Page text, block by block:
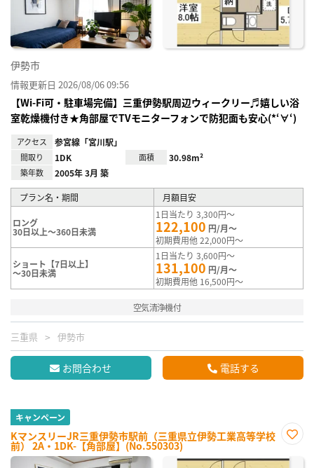
伊勢市
情報更新日 2026/08/06 09:56
【Wi-Fi可・駐車場完備】三重伊勢駅周辺ウィークリー♬嬉しい浴
室乾燥機付き★角部屋でTVモニターフォンで防犯面も安心(*‘∀‘)
アクセス 参宮線「宮川駅」
間取り 1DK 面積 30.98m²
築年数 2005年 3月 築
プラン名・期間 月額目安
ロング
30日以上～360日未満
1日当たり 3,300円～
122,100 円/月～
初期費用他 22,000円～
ショート【7日以上】
～30日未満
1日当たり 3,600円～
131,100 円/月～
初期費用他 16,500円～
空気清浄機付
三重県 伊勢市
お問合わせ 電話する
キャンペーン
KマンスリーJR三重伊勢市駅前（三重県立伊勢工業高等学校
前） 2A・1DK-【角部屋】(No.550303)
に入